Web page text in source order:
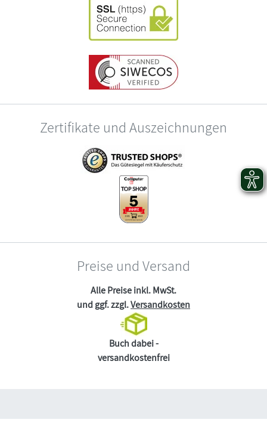
Zertifikate und Auszeichnungen
Preise und Versand
Alle Preise inkl. MwSt.
und ggf. zzgl.Versandkosten
Buch dabei -
versandkostenfrei